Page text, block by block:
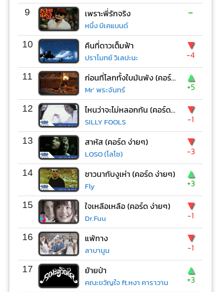
9 เพราะพี่รักจริง
หนึ่ง บีเคแบนด์
-
10 คืนที่ดาวเต็มฟ้า
ปราโมทย์ วิเลปะนะ
▼
-4
11 ก่อนที่โลกทั้งใบมันพัง (คอร์ด ง่ายๆ)
Mr’ พระจันทร์
▲
+5
12 ไหนว่าจะไม่หลอกกัน (คอร์ด ง่ายๆ)
SILLY FOOLS
▼
-1
13 สาหัส (คอร์ด ง่ายๆ)
LOSO (โลโซ)
▼
-3
14 ชาวนากับงูเห่า (คอร์ด ง่ายๆ)
Fly
▲
+3
15 ใจเหลือเหลือ (คอร์ด ง่ายๆ)
Dr.Fuu
▼
-1
16 แพ้ทาง
ลาบานูน
▼
-1
17 ย้ายป่า
คณะขวัญใจ ft.หงา คาราวาน
▲
+3